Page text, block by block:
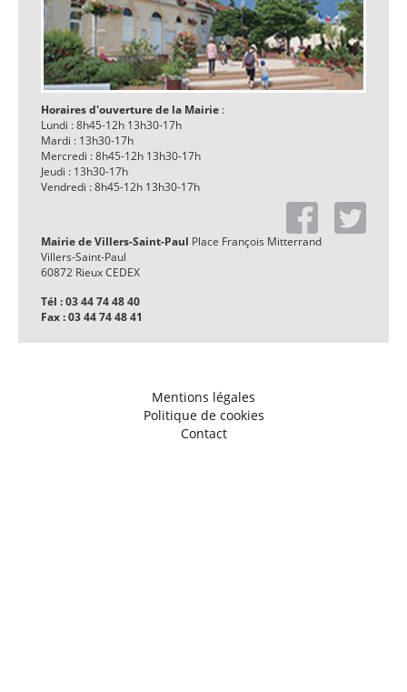
Horaires d'ouverture de la Mairie :
Lundi : 8h45-12h 13h30-17h
Mardi : 13h30-17h
Mercredi : 8h45-12h 13h30-17h
Jeudi : 13h30-17h
Vendredi : 8h45-12h 13h30-17h
Mairie de Villers-Saint-Paul Place François Mitterrand
Villers-Saint-Paul
60872 Rieux CEDEX
Tél : 03 44 74 48 40
Fax : 03 44 74 48 41
Mentions légales
Politique de cookies
Contact